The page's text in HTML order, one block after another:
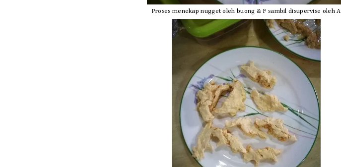
Proses menekap nugget oleh buong & F sambil disupervise oleh A